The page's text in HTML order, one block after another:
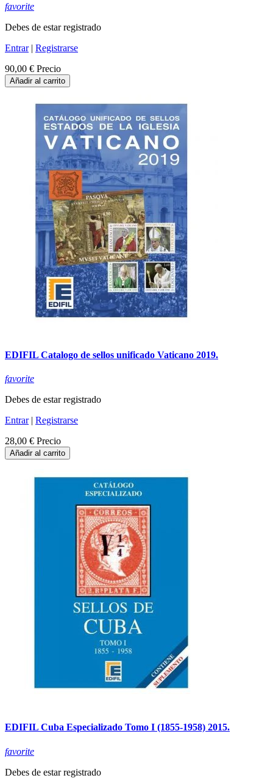
favorite
Debes de estar registrado
Entrar| Registrarse
90,00 € Precio
Añadir al carrito
EDIFIL Catalogo de sellos unificado Vaticano 2019.
favorite
Debes de estar registrado
Entrar| Registrarse
28,00 € Precio
Añadir al carrito
EDIFIL Cuba Especializado Tomo I (1855-1958) 2015.
favorite
Debes de estar registrado